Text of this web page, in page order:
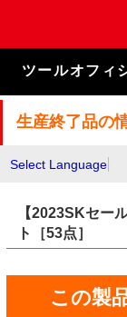
ま
キ
ツールオフィ
生産終了品の
Select Language
【2023SKセー
ト［53点］
この製